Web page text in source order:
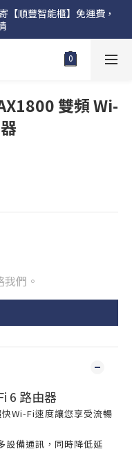
【順豐智能櫃】免運費，
雙頻 Wi-
們。
6 路由器
Wi-Fi速度讓您享受流暢
設備通訊，同時降低延